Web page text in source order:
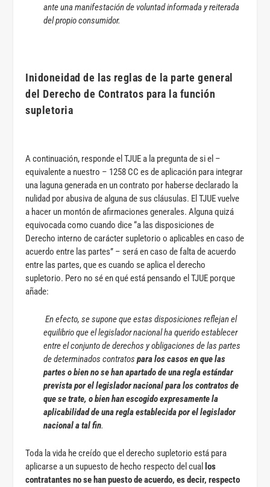
ante una manifestación de voluntad informada y reiterada
del propio consumidor.
Inidoneidad de las reglas de la parte general
del Derecho de Contratos para la función
supletoria
A continuación, responde el TJUE a la pregunta de si el –
equivalente a nuestro – 1258 CC es de aplicación para integrar
una laguna generada en un contrato por haberse declarado la
nulidad por abusiva de alguna de sus cláusulas. El TJUE vuelve
a hacer un montón de afirmaciones generales. Alguna quizá
equivocada como cuando dice “a las disposiciones de
Derecho interno de carácter supletorio o aplicables en caso de
acuerdo entre las partes” – será en caso de falta de acuerdo
entre las partes, que es cuando se aplica el derecho
supletorio. Pero no sé en qué está pensando el TJUE porque
añade:
En efecto, se supone que estas disposiciones reflejan el
equilibrio que el legislador nacional ha querido establecer
entre el conjunto de derechos y obligaciones de las partes
de determinados contratospara los casos en que las
partes o bien no se han apartado de una regla estándar
prevista por el legislador nacional para los contratos de
que se trate, o bien han escogido expresamente la
aplicabilidad de una regla establecida por el legislador
nacional a tal fin.
Toda la vida he creído que el derecho supletorio está para
aplicarse a un supuesto de hecho respecto del cual los
contratantes no se han puesto de acuerdo, es decir, respecto